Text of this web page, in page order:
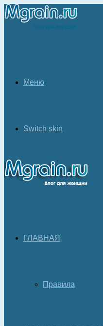
Меню
Switch skin
ГЛАВНАЯ
Правила